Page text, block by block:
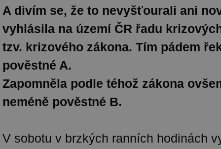
A divím se, že to nevyšťourali ani
vyhlásila na území ČR řadu
tzv. krizového zákona. Tím pádem
pověstné A.
Zapomněla podle téhož zákona
neméně pověstné B.
V sobotu v brzkých ranních hodinách